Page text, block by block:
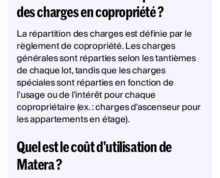
des charges en copropriété ?
La répartition des charges est définie par le
règlement de copropriété. Les charges
générales sont réparties selon les tantièmes
de chaque lot, tandis que les charges
spéciales sont réparties en fonction de
l'usage ou de l'intérêt pour chaque
copropriétaire (ex. : charges d'ascenseur pour
les appartements en étage).
Quel est le coût d'utilisation de
Matera ?